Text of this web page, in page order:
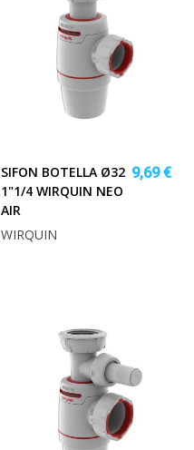
SIFON BOTELLA Ø32
1"1/4 WIRQUIN NEO
AIR
9,69 €
WIRQUIN